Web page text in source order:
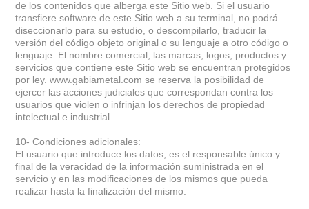
de los contenidos que alberga este Sitio web. Si el usuario
transfiere software de este Sitio web a su terminal, no podrá
diseccionarlo para su estudio, o descompilarlo, traducir la
versión del código objeto original o su lenguaje a otro código o
lenguaje. El nombre comercial, las marcas, logos, productos y
servicios que contiene este Sitio web se encuentran protegidos
por ley. www.gabiametal.com se reserva la posibilidad de
ejercer las acciones judiciales que correspondan contra los
usuarios que violen o infrinjan los derechos de propiedad
intelectual e industrial.
10- Condiciones adicionales:
El usuario que introduce los datos, es el responsable único y
final de la veracidad de la información suministrada en el
servicio y en las modificaciones de los mismos que pueda
realizar hasta la finalización del mismo.